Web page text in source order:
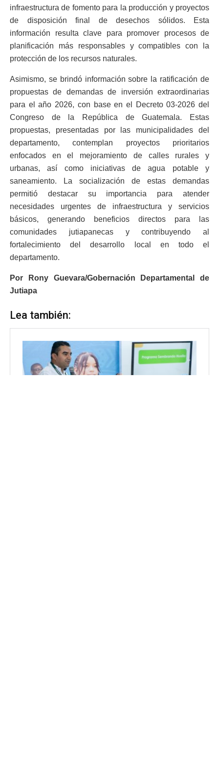
infraestructura de fomento para la producción y proyectos
de disposición final de desechos sólidos. Esta
información resulta clave para promover procesos de
planificación más responsables y compatibles con la
protección de los recursos naturales.
Asimismo, se brindó información sobre la ratificación de
propuestas de demandas de inversión extraordinarias
para el año 2026, con base en el Decreto 03-2026 del
Congreso de la República de Guatemala. Estas
propuestas, presentadas por las municipalidades del
departamento, contemplan proyectos prioritarios
enfocados en el mejoramiento de calles rurales y
urbanas, así como iniciativas de agua potable y
saneamiento. La socialización de estas demandas
permitió destacar su importancia para atender
necesidades urgentes de infraestructura y servicios
básicos, generando beneficios directos para las
comunidades jutiapanecas y contribuyendo al
fortalecimiento del desarrollo local en todo el
departamento.
Por Rony Guevara/Gobernación Departamental de
Jutiapa
Lea también: